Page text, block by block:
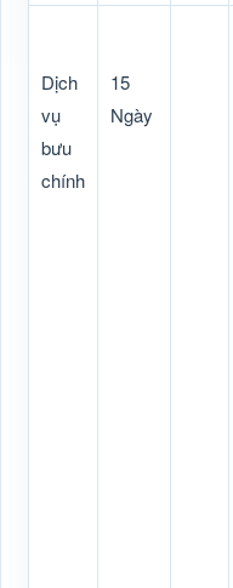
Dịch
vụ
bưu
chính
15
Ngày